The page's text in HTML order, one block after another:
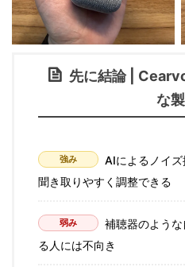
先に結論 |
な
強み
AIによるノイ
聞き取りやすく調整できる
弱み
補聴器のよう
る人には不向き